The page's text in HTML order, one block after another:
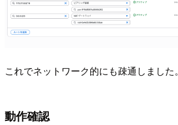
これでネットワーク的にも疎通しました。
動作確認